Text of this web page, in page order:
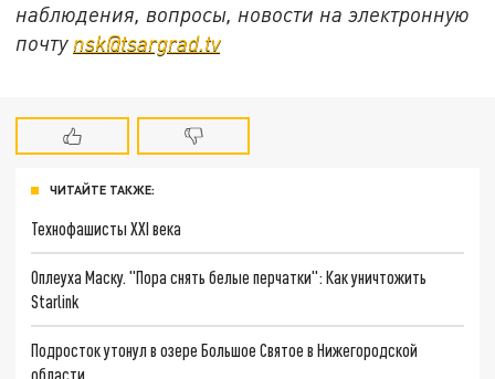
наблюдения, вопросы, новости на электронную
почту nsk@tsargrad.tv
ЧИТАЙТЕ ТАКЖЕ:
Технофашисты XXI века
Оплеуха Маску. "Пора снять белые перчатки": Как уничтожить
Starlink
Подросток утонул в озере Большое Святое в Нижегородской
области